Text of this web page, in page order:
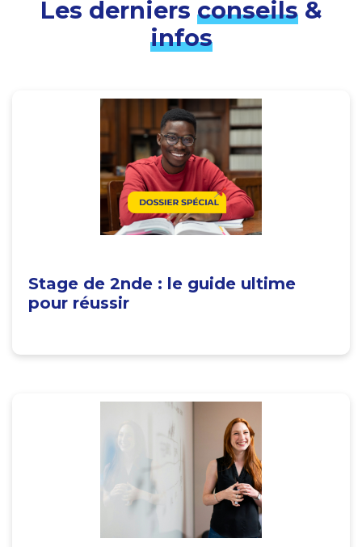
Les derniers conseils&
infos
Stage de 2nde : le guide ultime
pour réussir